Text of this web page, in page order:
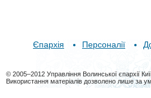
Єпархія Персоналії
© 2005–2012 Управління Волинської єпархії
Використання матеріалів дозволено лише за